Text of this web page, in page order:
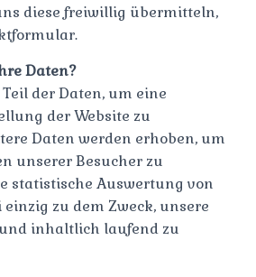
diese freiwillig übermitteln,
Daten?
der Daten, um eine
der Website zu
Daten werden erhoben, um
unserer Besucher zu
statistische Auswertung von
zu dem Zweck, unsere
inhaltlich laufend zu